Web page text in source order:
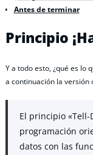
Antes de terminar
Principio
Y a todo esto, ¿qué es lo
a continuación la versión
El principio «Tell-
programación
datos con las